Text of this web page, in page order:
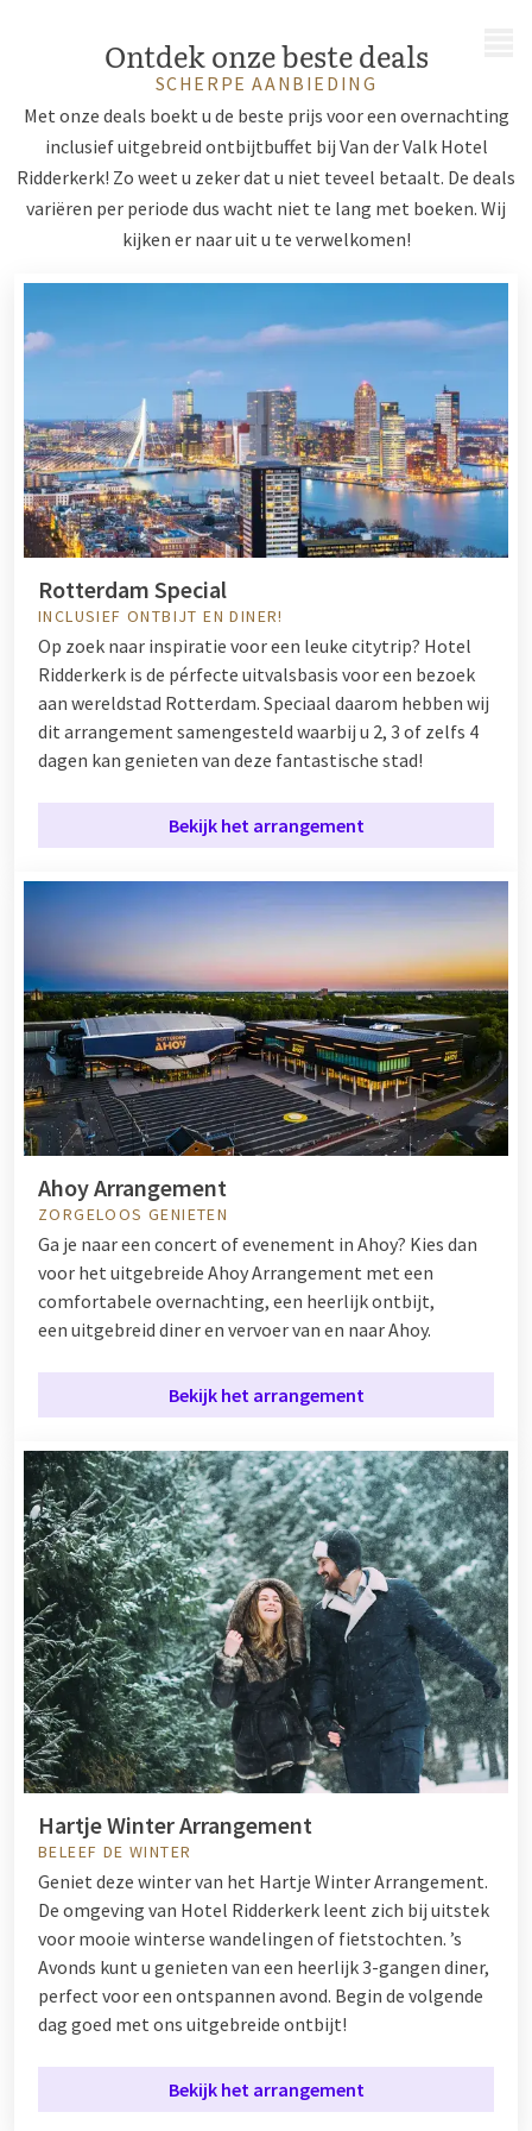
Ontdek onze beste deals
SCHERPE AANBIEDING
Met onze deals boekt u de beste prijs voor een overnachting
inclusief uitgebreid ontbijtbuffet bij Van der Valk Hotel
Ridderkerk! Zo weet u zeker dat u niet teveel betaalt. De deals
variëren per periode dus wacht niet te lang met boeken. Wij
kijken er naar uit u te verwelkomen!
Rotterdam Special
INCLUSIEF ONTBIJT EN DINER!
Op zoek naar inspiratie voor een leuke citytrip? Hotel
Ridderkerk is de pérfecte uitvalsbasis voor een bezoek
aan wereldstad Rotterdam. Speciaal daarom hebben wij
dit arrangement samengesteld waarbij u 2, 3 of zelfs 4
dagen kan genieten van deze fantastische stad!
Bekijk het arrangement
Ahoy Arrangement
ZORGELOOS GENIETEN
Ga je naar een concert of evenement in Ahoy? Kies dan
voor het uitgebreide Ahoy Arrangement met een
comfortabele overnachting, een heerlijk ontbijt,
een uitgebreid diner en vervoer van en naar Ahoy.
Bekijk het arrangement
Hartje Winter Arrangement
BELEEF DE WINTER
Geniet deze winter van het Hartje Winter Arrangement.
De omgeving van Hotel Ridderkerk leent zich bij uitstek
voor mooie winterse wandelingen of fietstochten. ’s
Avonds kunt u genieten van een heerlijk 3-gangen diner,
perfect voor een ontspannen avond. Begin de volgende
dag goed met ons uitgebreide ontbijt!
Bekijk het arrangement